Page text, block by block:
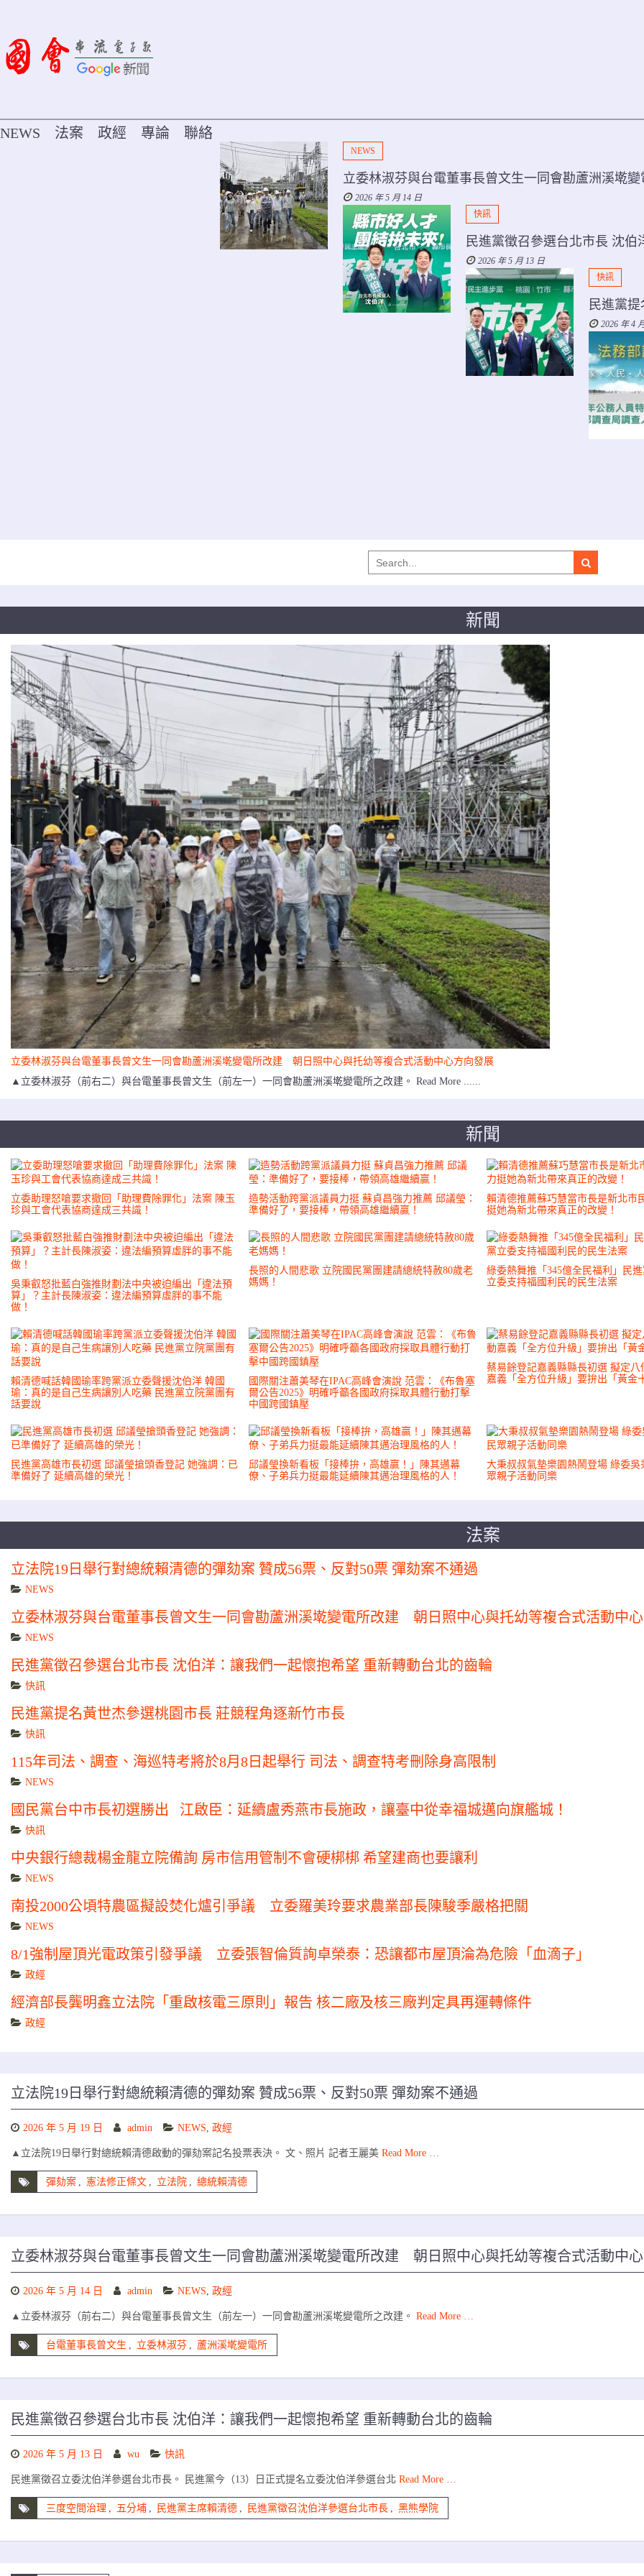
NEWS 法案 政經 專論 聯絡
NEWS
立委林淑芬與台電董事長曾文生一同會勘蘆洲溪墘
2026 年 5 月 14 日
快訊
民進黨徵召參選台北市長 沈
2026 年 5 月 13 日
快訊
民進黨
2026 年 4
Search
for:
新聞
立委林淑芬與台電董事長曾文生一同會勘蘆洲溪墘變電所改建 朝日照中心與托幼等複合式活動中心方向發展
▲立委林淑芬（前右二）與台電董事長曾文生（前左一）一同會勘蘆洲溪墘變電所之改建。 Read More ......
新聞
立委助理怒嗆要求撤回「助理費除罪化」法案 陳玉
珍與工會代表協商達成三共識！
造勢活動跨黨派議員力挺 蘇貞昌強力推薦 邱議瑩：
準備好了，要接棒，帶領高雄繼續贏！
賴清德推薦蘇巧慧當市長是新北市
挺她為新北帶來真正的改變！
吳秉叡怒批藍白強推財劃法中央被迫編出「違法預
算」？主計長陳淑姿：違法編預算虛胖的事不能
做！
長照的人間悲歌 立院國民黨團建請總統特赦80歲老
媽媽！
綠委熱舞推「345億全民福利」民
立委支持福國利民的民生法案
賴清德喊話韓國瑜率跨黨派立委聲援沈伯洋 韓國
瑜：真的是自己生病讓別人吃藥 民進黨立院黨團有
話要說
國際關注蕭美琴在IPAC高峰會演說 范雲：《布魯塞
爾公告2025》明確呼籲各國政府採取具體行動打擊
中國跨國鎮壓
蔡易餘登記嘉義縣縣長初選 擬定八
嘉義「全方位升級」要拚出「黃金
民進黨高雄市長初選 邱議瑩搶頭香登記 她強調：已
準備好了 延續高雄的榮光！
邱議瑩換新看板「接棒拚，高雄贏！」陳其邁幕
僚、子弟兵力挺最能延續陳其邁治理風格的人！
大秉叔叔氣墊樂園熱鬧登場 綠委吳
眾親子活動同樂
法案
立法院19日舉行對總統賴清德的彈劾案 贊成56票、反對50票 彈劾案不通過
NEWS
立委林淑芬與台電董事長曾文生一同會勘蘆洲溪墘變電所改建 朝日照中心與托幼等複合式活動中
NEWS
民進黨徵召參選台北市長 沈伯洋：讓我們一起懷抱希望 重新轉動台北的齒輪
快訊
民進黨提名黃世杰參選桃園市長 莊競程角逐新竹市長
快訊
115年司法、調查、海巡特考將於8月8日起舉行 司法、調查特考刪除身高限制
NEWS
國民黨台中市長初選勝出 江啟臣：延續盧秀燕市長施政，讓臺中從幸福城邁向旗艦城！
快訊
中央銀行總裁楊金龍立院備詢 房市信用管制不會硬梆梆 希望建商也要讓利
NEWS
南投2000公頃特農區擬設焚化爐引爭議 立委羅美玲要求農業部長陳駿季嚴格把關
NEWS
8/1強制屋頂光電政策引發爭議 立委張智倫質詢卓榮泰：恐讓都市屋頂淪為危險「血滴子」
政經
經濟部長龔明鑫立法院「重啟核電三原則」報告 核二廠及核三廠判定具再運轉條件
政經
立法院19日舉行對總統賴清德的彈劾案 贊成56票、反對50票 彈劾案不通過
2026 年 5 月 19 日 admin NEWS, 政經
▲立法院19日舉行對總統賴清德啟動的彈劾案記名投票表決。 文、照片 記者王麗美 Read More …
彈劾案 , 憲法修正條文 , 立法院 , 總統賴清德
立委林淑芬與台電董事長曾文生一同會勘蘆洲溪墘變電所改建 朝日照中心與托幼等複合式活動中
2026 年 5 月 14 日 admin NEWS, 政經
▲立委林淑芬（前右二）與台電董事長曾文生（前左一）一同會勘蘆洲溪墘變電所之改建。 Read More …
台電董事長曾文生 , 立委林淑芬 , 蘆洲溪墘變電所
民進黨徵召參選台北市長 沈伯洋：讓我們一起懷抱希望 重新轉動台北的齒輪
2026 年 5 月 13 日 wu 快訊
民進黨徵召立委沈伯洋參選台北市長。 民進黨今（13）日正式提名立委沈伯洋參選台北 Read More …
三度空間治理 , 五分埔 , 民進黨主席賴清德 , 民進黨徵召沈伯洋參選台北市長 , 黑熊學院